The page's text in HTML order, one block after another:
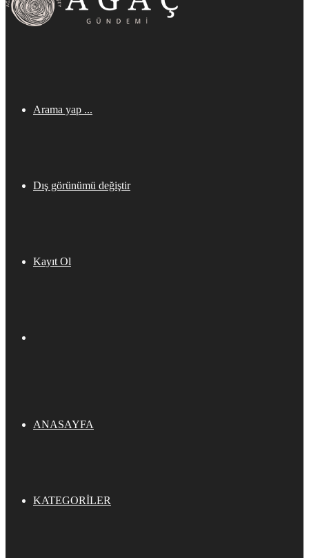
Arama yap ...
Dış görünümü değiştir
Kayıt Ol
ANASAYFA
KATEGORILER